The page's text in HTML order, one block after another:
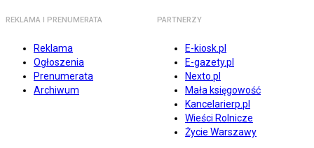
REKLAMA I PRENUMERATA
Reklama
Ogłoszenia
Prenumerata
Archiwum
PARTNERZY
E-kiosk.pl
E-gazety.pl
Nexto.pl
Mała księgowość
Kancelarierp.pl
Wieści Rolnicze
Życie Warszawy